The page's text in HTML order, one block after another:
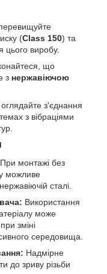
(Class 150) та
цього виробу.
що
з нержавіючою
з'єднання
з вібраціями
При монтажі без
можливе
сталі.
Використання
може
зміні
середовища.
Надмірне
до зриву різьби